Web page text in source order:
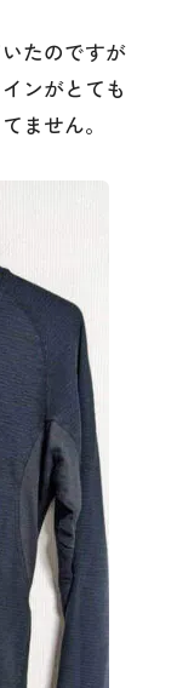
たのですが
ンがとても
ません。